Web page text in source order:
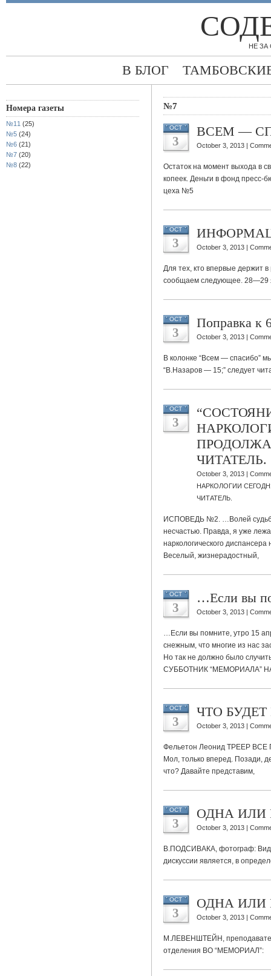
НЕ ЗА
В БЛОГ
Номера газеты
№11 (25)
№5 (24)
№6 (21)
№7 (20)
№8 (22)
№7
OCT
3
ВСЕМ —
October 3, 2013 |
Остаток на момент выхода в
копеек. Деньги в фонд пресс-
цеха №5
OCT
3 October 3, 2013 |
Для тех, кто впервые держит
сообщаем следующее. 28—29
OCT
3
Поправка к
October 3, 2013 |
В колонке “Всем — спасибо”
“В.Назаров — 15;” следует
OCT
3
ЧИТАТЕЛЬ.
October 3, 2013 |
НАРКОЛОГИИ
ЧИТАТЕЛЬ.
ИСПОВЕДЬ №2. …Волей
несчастью. Правда, я уже
наркологического
Веселый, жизнерадостный,
OCT
3
…Если вы
October 3, 2013 |
…Если вы помните, утро 15
снежным, что многие из нас
Но так не должно было
СУББОТНИК “МЕМОРИАЛА”
OCT
3
ЧТО
October 3, 2013 |
Фельетон Леонид ТРЕЕР ВСЕ
Мол, только вперед. Позади,
что? Давайте представим,
OCT
3
ОДНА ИЛИ
October 3, 2013 |
В.ПОДСИВАКА, фотограф:
дискуссии является, в
OCT
3
ОДНА ИЛИ
October 3, 2013 |
М.ЛЕВЕНШТЕЙН,
отделения ВО “МЕМОРИАЛ”: